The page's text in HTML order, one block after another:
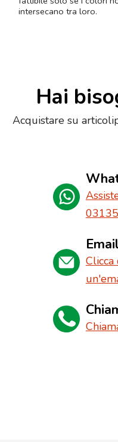
intersecano tra loro.
Hai
Acquistare su